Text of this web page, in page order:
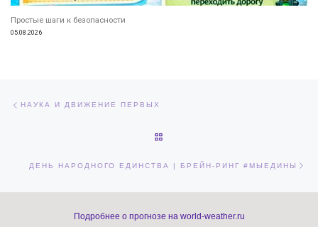
Простые шаги к безопасности
05.08.2026
НАУКА И ДВИЖЕНИЕ ПЕРВЫХ
ДЕНЬ НАРОДНОГО ЕДИНСТВА | БРЕЙН-РИНГ #МЫЕДИНЫ
Подробнее о прогнозе на world-weather.ru